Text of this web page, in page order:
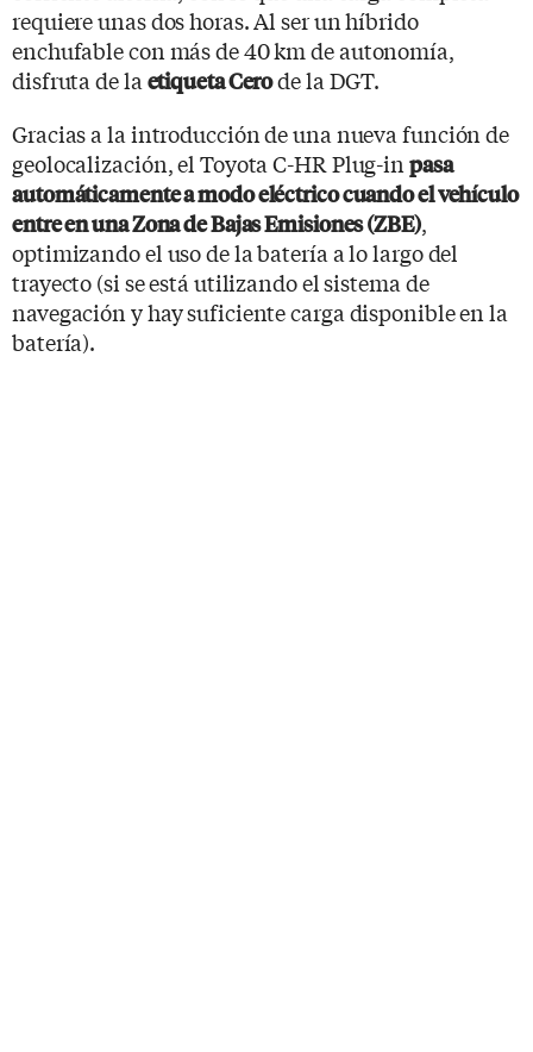
requiere unas dos horas. Al ser un híbrido
enchufable con más de 40 km de autonomía,
disfruta de la etiqueta Cerode la DGT.
Gracias a la introducción de una nueva función de
geolocalización, el Toyota C-HR Plug-in pasa
automáticamente a modo eléctrico cuando el vehículo
entre en una Zona de Bajas Emisiones (ZBE),
optimizando el uso de la batería a lo largo del
trayecto (si se está utilizando el sistema de
navegación y hay suficiente carga disponible en la
batería).